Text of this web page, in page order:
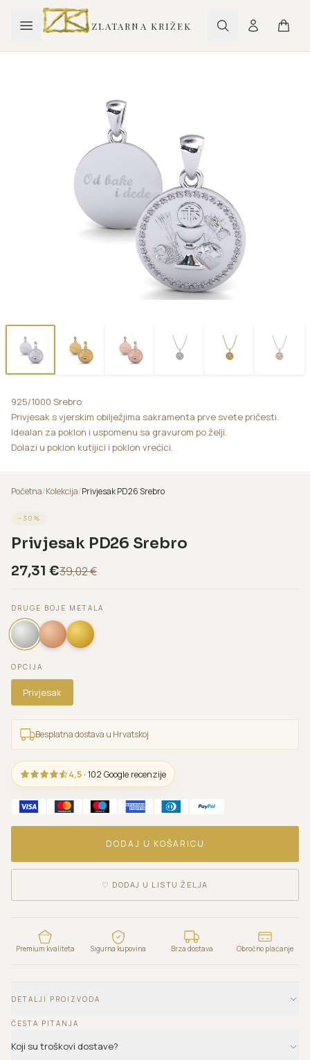
ZLATARNA KRIŽEK
925/1000 Srebro
Privjesak s vjerskim obilježjima sakramenta prve svete pričesti.
Idealan za poklon i uspomenu sa gravurom po želji.
Dolazi u poklon kutijici i poklon vrećici.
Početna/Kolekcija/Privjesak PD26 Srebro
−30 %
Privjesak PD26 Srebro
27,31 €39,02€
DRUGE BOJE METALA
OPCIJA
Privjesak
Besplatna dostava u Hrvatskoj
4,5 · 102 Google recenzije
DODAJ U KOŠARICU
♡ DODAJ U LISTU ŽELJA
Premium kvaliteta Sigurna kupovina Brza dostava Obročno plaćanje
DETALJI PROIZVODA
ČESTA PITANJA
Koji su troškovi dostave?